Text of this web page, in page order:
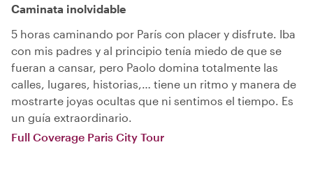
Caminata inolvidable
5 horas caminando por París con placer y disfrute. Iba
con mis padres y al principio tenía miedo de que se
fueran a cansar, pero Paolo domina totalmente las
calles, lugares, historias,… tiene un ritmo y manera de
mostrarte joyas ocultas que ni sentimos el tiempo. Es
un guía extraordinario.
Full Coverage Paris City Tour